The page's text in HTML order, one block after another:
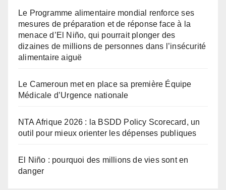
Le Programme alimentaire mondial renforce ses
mesures de préparation et de réponse face à la
menace d’El Niño, qui pourrait plonger des
dizaines de millions de personnes dans l’insécurité
alimentaire aiguë
Le Cameroun met en place sa première Équipe
Médicale d’Urgence nationale
NTA Afrique 2026 : la BSDD Policy Scorecard, un
outil pour mieux orienter les dépenses publiques
El Niño : pourquoi des millions de vies sont en
danger